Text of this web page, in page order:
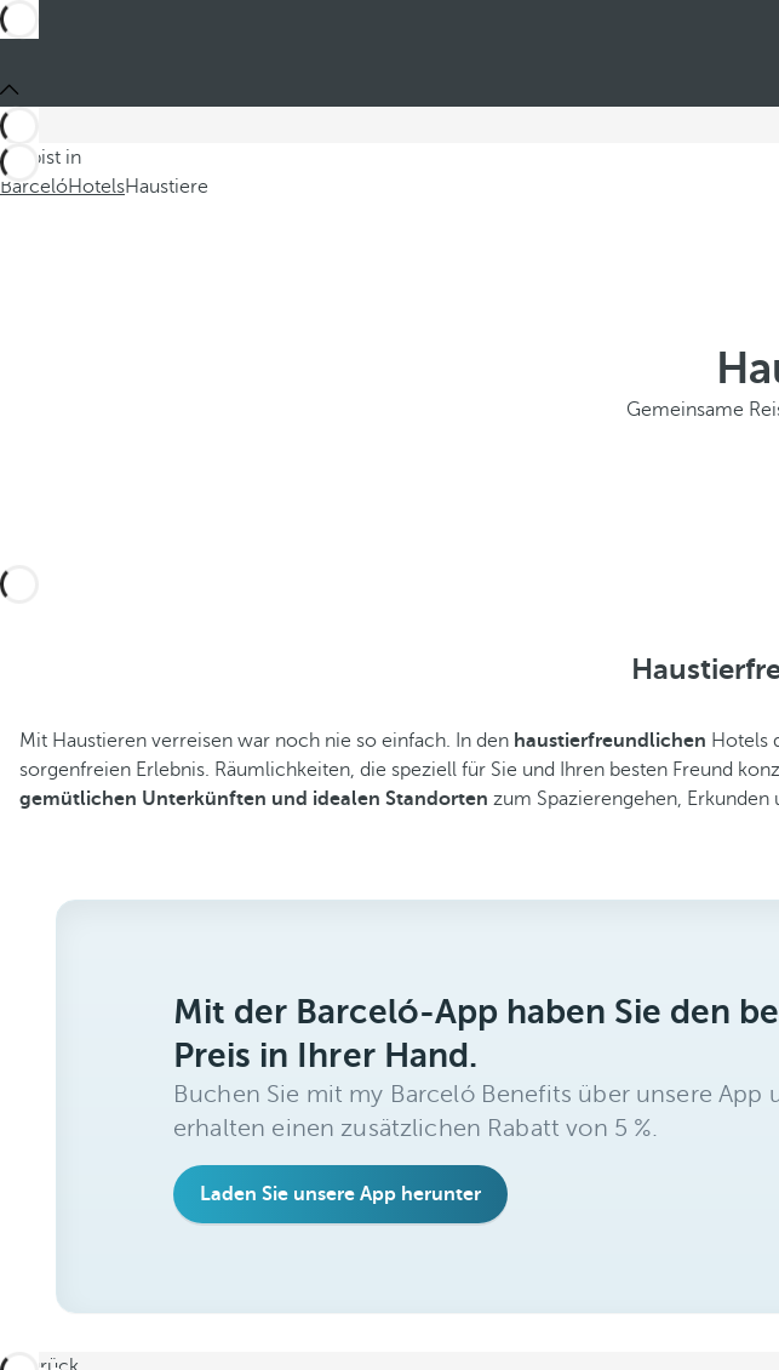
Du bist in
BarcelóHotelsHaustiere
Gemeinsame
Mit Haustieren verreisen war noch nie so einfach. In den haustierfreundlichen Hotels
sorgenfreien Erlebnis. Räumlichkeiten, die speziell für Sie und Ihren besten Freund
gemütlichen Unterkünften und idealen Standorten zum Spazierengehen,
Mit der Barceló-App haben Sie den
Preis in Ihrer Hand.
Buchen Sie mit my Barceló Benefits über unsere App
erhalten einen zusätzlichen Rabatt von 5 %.
Laden Sie unsere App herunter